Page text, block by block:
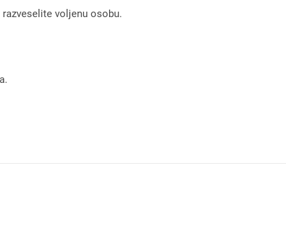
voljenu osobu.